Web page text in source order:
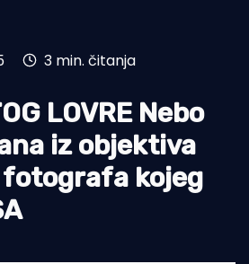
3 min. čitanja
LOVRE Nebo
iz objektiva
kojeg